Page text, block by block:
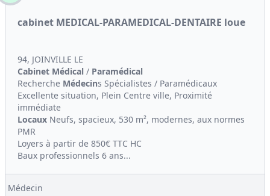
cabinet MEDICAL-PARAMEDICAL-DENTAIRE loue
94, JOINVILLE LE
Cabinet Médical / Paramédical
Recherche Médecins Spécialistes / Paramédicaux
Excellente situation, Plein Centre ville, Proximité
immédiate
Locaux Neufs, spacieux, 530 m², modernes, aux normes
PMR
Loyers à partir de 850€ TTC HC
Baux professionnels 6 ans...
Médecin